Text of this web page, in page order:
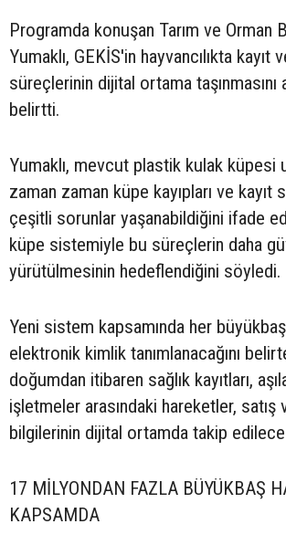
Programda konuşan Tarım ve Orman
Yumaklı, GEKİS'in hayvancılıkta kayıt
süreçlerinin dijital ortama taşınmasını
belirtti.
Yumaklı, mevcut plastik kulak küpesi
zaman zaman küpe kayıpları ve kayıt
çeşitli sorunlar yaşanabildiğini ifade
küpe sistemiyle bu süreçlerin daha
yürütülmesinin hedeflendiğini söyledi.
Yeni sistem kapsamında her
elektronik kimlik tanımlanacağını
doğumdan itibaren sağlık kayıtları,
işletmeler arasındaki hareketler, satış
bilgilerinin dijital ortamda takip
17 MİLYONDAN FAZLA BÜYÜKBAŞ
KAPSAMDA